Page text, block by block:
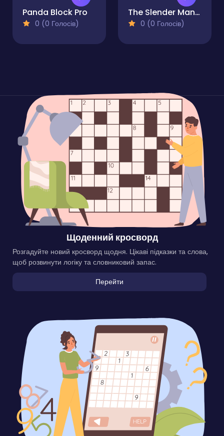
Panda Block Pro
0 (0 Голосів)
The Slender Man Slide puzzle
0 (0 Голосів)
Щоденний кросворд
Розгадуйте новий кросворд щодня. Цікаві підказки та слова,
щоб розвинути логіку та словниковий запас.
Перейти